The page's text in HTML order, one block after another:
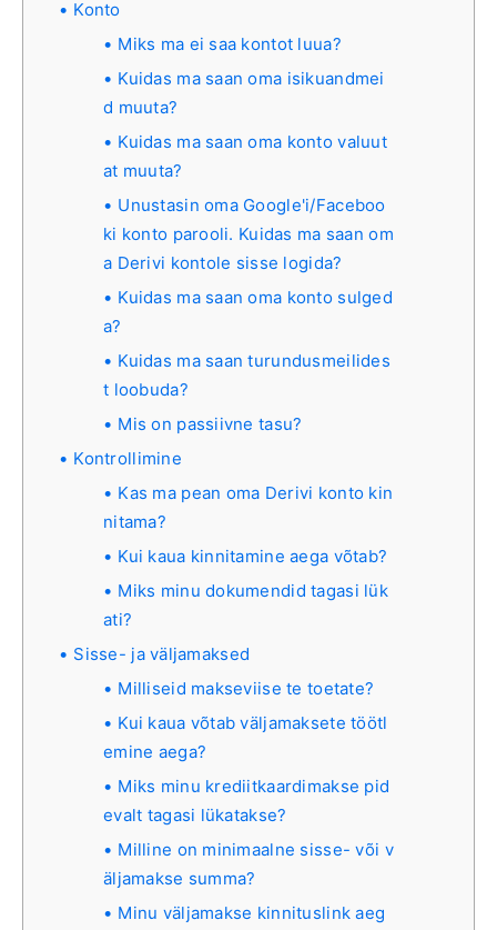
Konto
Miks ma ei saa kontot luua?
Kuidas ma saan oma isikuandmei
d muuta?
Kuidas ma saan oma konto valuut
at muuta?
Unustasin oma Google'i/Faceboo
ki konto parooli. Kuidas ma saan om
a Derivi kontole sisse logida?
Kuidas ma saan oma konto sulged
a?
Kuidas ma saan turundusmeilides
t loobuda?
Mis on passiivne tasu?
Kontrollimine
Kas ma pean oma Derivi konto kin
nitama?
Kui kaua kinnitamine aega võtab?
Miks minu dokumendid tagasi lük
ati?
Sisse- ja väljamaksed
Milliseid makseviise te toetate?
Kui kaua võtab väljamaksete töötl
emine aega?
Miks minu krediitkaardimakse pid
evalt tagasi lükatakse?
Milline on minimaalne sisse- või v
äljamakse summa?
Minu väljamakse kinnituslink aeg